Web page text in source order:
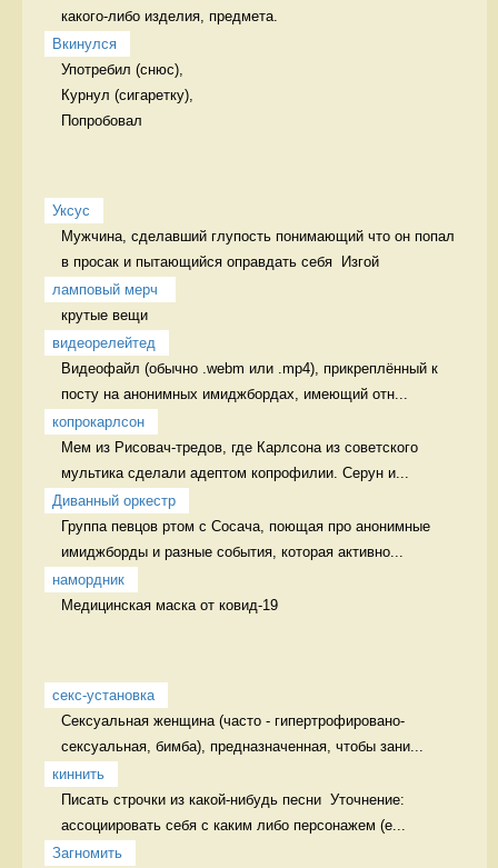
какого-либо изделия, предмета.
Вкинулся
Употребил (снюс),
Курнул (сигаретку),
Попробовал
Уксус
Мужчина, сделавший глупость понимающий что он попал
в просак и пытающийся оправдать себя  Изгой
ламповый мерч
крутые вещи
видеорелейтед
Видеофайл (обычно .webm или .mp4), прикреплённый к
посту на анонимных имиджбордах, имеющий отн...
копрокарлсон
Мем из Рисовач-тредов, где Карлсона из советского
мультика сделали адептом копрофилии. Серун и...
Диванный оркестр
Группа певцов ртом с Сосача, поющая про анонимные
имиджборды и разные события, которая активно...
намордник
Медицинская маска от ковид-19
секс-установка
Сексуальная женщина (часто - гипертрофировано-
сексуальная, бимба), предназначенная, чтобы зани...
киннить
Писать строчки из какой-нибудь песни  Уточнение:
ассоциировать себя с каким либо персонажем (е...
Загномить